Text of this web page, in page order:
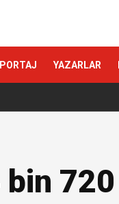
YAZARLAR
bin 720